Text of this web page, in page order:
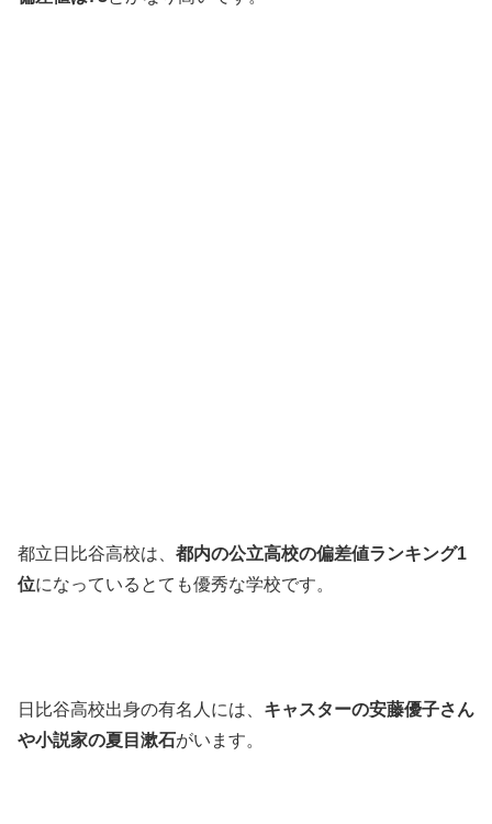
都立日比谷高校は、 都内の公立高校の偏差値ランキング1
位になっているとても優秀な学校です。
日比谷高校出身の有名人には、 キャスターの安藤優子さん
や小説家の夏目漱石がいます。